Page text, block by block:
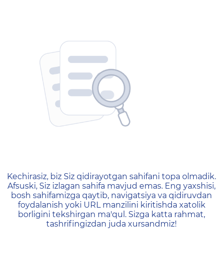
404 — Страница не
Kechirasiz, biz Siz qidirayotgan sahifani topa olmadik.
Afsuski, Siz izlagan sahifa mavjud emas. Eng yaxshisi,
bosh sahifamizga qaytib, navigatsiya va qidiruvdan
foydalanish yoki URL manzilini kiritishda xatolik
borligini tekshirgan ma'qul. Sizga katta rahmat,
tashrifingizdan juda xursandmiz!